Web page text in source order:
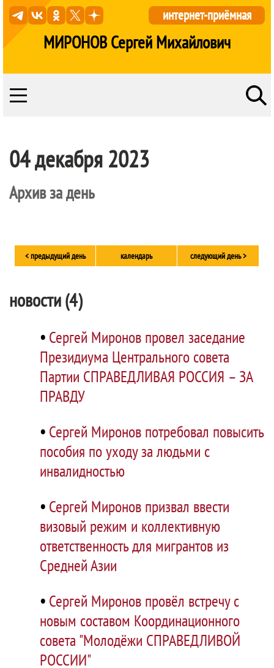
МИРОНОВ Сергей Михайлович
интернет-приёмная
04 декабря 2023
Архив за день
< предыдущий день календарь следующий день >
новости (4)
• Сергей Миронов провел заседание
Президиума Центрального совета
Партии СПРАВЕДЛИВАЯ РОССИЯ – ЗА
ПРАВДУ
• Сергей Миронов потребовал повысить
пособия по уходу за людьми с
инвалидностью
• Сергей Миронов призвал ввести
визовый режим и коллективную
ответственность для мигрантов из
Средней Азии
• Сергей Миронов провёл встречу с
новым составом Координационного
совета "Молодёжи СПРАВЕДЛИВОЙ
РОССИИ"